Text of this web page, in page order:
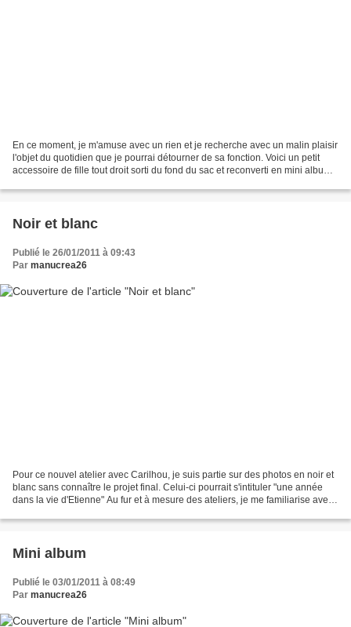
En ce moment, je m'amuse avec un rien et je recherche avec un malin plaisir
l'objet du quotidien que je pourrai détourner de sa fonction. Voici un petit
accessoire de fille tout droit sorti du fond du sac et reconverti en mini album
Noir et blanc
Publié le 26/01/2011 à 09:43
Par manucrea26
Pour ce nouvel atelier avec Carilhou, je suis partie sur des photos en noir et
blanc sans connaître le projet final. Celui-ci pourrait s'intituler "une année
dans la vie d'Etienne" Au fur et à mesure des ateliers, je me familiarise avec
Mini album
Publié le 03/01/2011 à 08:49
Par manucrea26